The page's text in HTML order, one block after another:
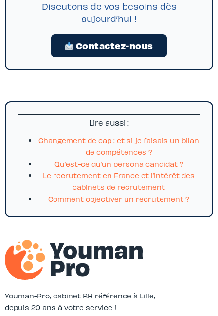
Discutons de vos besoins dès
aujourd’hui !
Contactez-nous
Lire aussi :
Changement de cap : et si je faisais un bilan
de compétences ?
Qu’est-ce qu’un persona candidat ?
Le recrutement en France et l’intérêt des
cabinets de recrutement
Comment objectiver un recrutement ?
Youman-Pro, cabinet RH référence à Lille,
depuis 20 ans à votre service !